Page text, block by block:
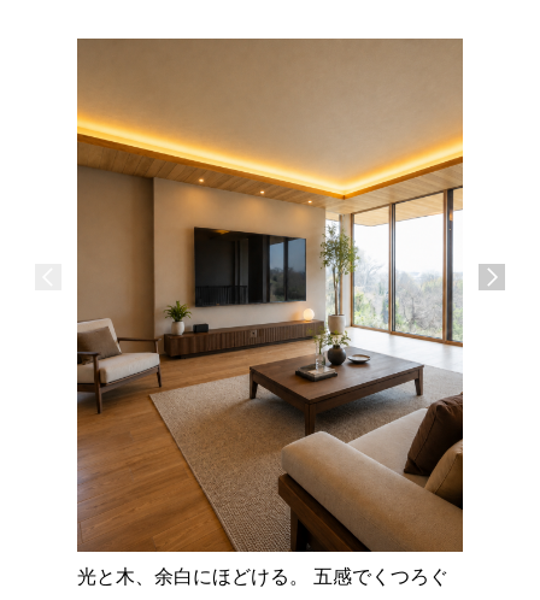
光と木、余白にほどける。 五感でくつろぐ